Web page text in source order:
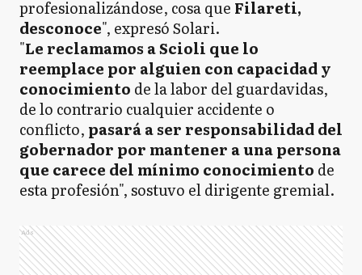
profesionalizándose, cosa que Filareti,
desconoce", expresó Solari.
"Le reclamamos a Scioli que lo
reemplace por alguien con capacidad y
conocimiento de la labor del guardavidas,
de lo contrario cualquier accidente o
conflicto, pasará a ser responsabilidad del
gobernador por mantener a una persona
que carece del mínimo conocimiento de
esta profesión", sostuvo el dirigente gremial.
Ads